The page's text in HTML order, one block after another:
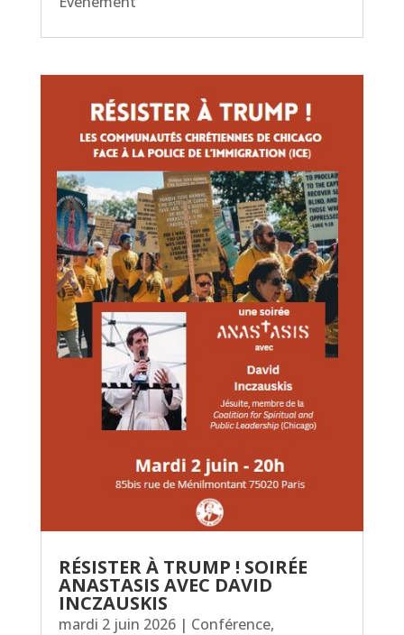
RÉSISTER À TRUMP ! SOIRÉE
ANASTASIS AVEC DAVID
INCZAUSKIS
mardi 2 juin 2026| Conférence,